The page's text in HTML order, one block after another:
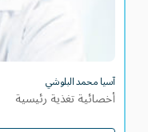
آسيا محمد البلوشي
أخصائية تغذية رئيسية